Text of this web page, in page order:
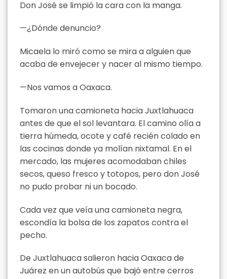
Don José se limpió la cara con la manga.
—¿Dónde denuncio?
Micaela lo miró como se mira a alguien que
acaba de envejecer y nacer al mismo tiempo.
—Nos vamos a Oaxaca.
Tomaron una camioneta hacia Juxtlahuaca
antes de que el sol levantara. El camino olía a
tierra húmeda, ocote y café recién colado en
las cocinas donde ya molían nixtamal. En el
mercado, las mujeres acomodaban chiles
secos, queso fresco y totopos, pero don José
no pudo probar ni un bocado.
Cada vez que veía una camioneta negra,
escondía la bolsa de los zapatos contra el
pecho.
De Juxtlahuaca salieron hacia Oaxaca de
Juárez en un autobús que bajó entre cerros